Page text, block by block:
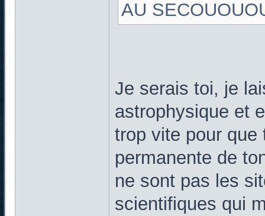
AU
Je serais toi, je
astrophysique et
trop vite pour
permanente de
ne sont pas les
scientifiques qui